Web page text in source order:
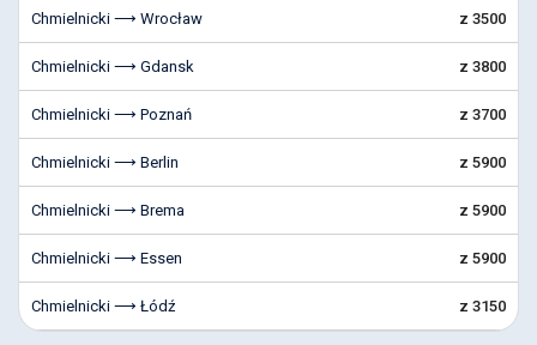
Chmielnicki ⟶ Wrocław z 3500
Chmielnicki ⟶ Gdansk z 3800
Chmielnicki ⟶ Poznań z 3700
Chmielnicki ⟶ Berlin z 5900
Chmielnicki ⟶ Brema z 5900
Chmielnicki ⟶ Essen z 5900
Chmielnicki ⟶ Łódź z 3150